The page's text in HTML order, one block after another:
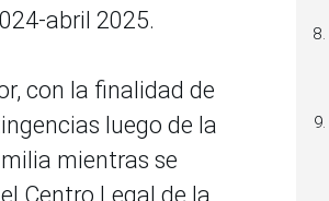
abril 2025.
con la finalidad de
luego de la
mientras se
Centro Legal de la